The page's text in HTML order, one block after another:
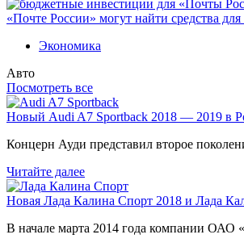
«Почте России» могут найти средства
Экономика
Авто
Посмотреть все
Новый Audi A7 Sportback 2018 — 2019 в
Концерн Ауди представил второе
Читайте далее
Новая Лада Калина Спорт 2018 и Лада
В начале марта 2014 года компании